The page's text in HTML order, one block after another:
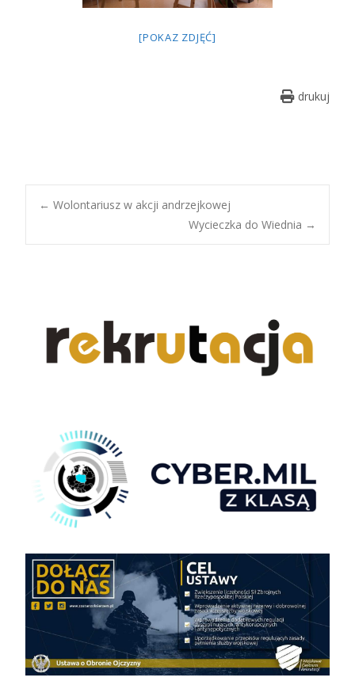
[POKAZ ZDJĘĆ]
drukuj
Post
← Wolontariusz w akcji andrzejkowej
Wycieczka do Wiednia →